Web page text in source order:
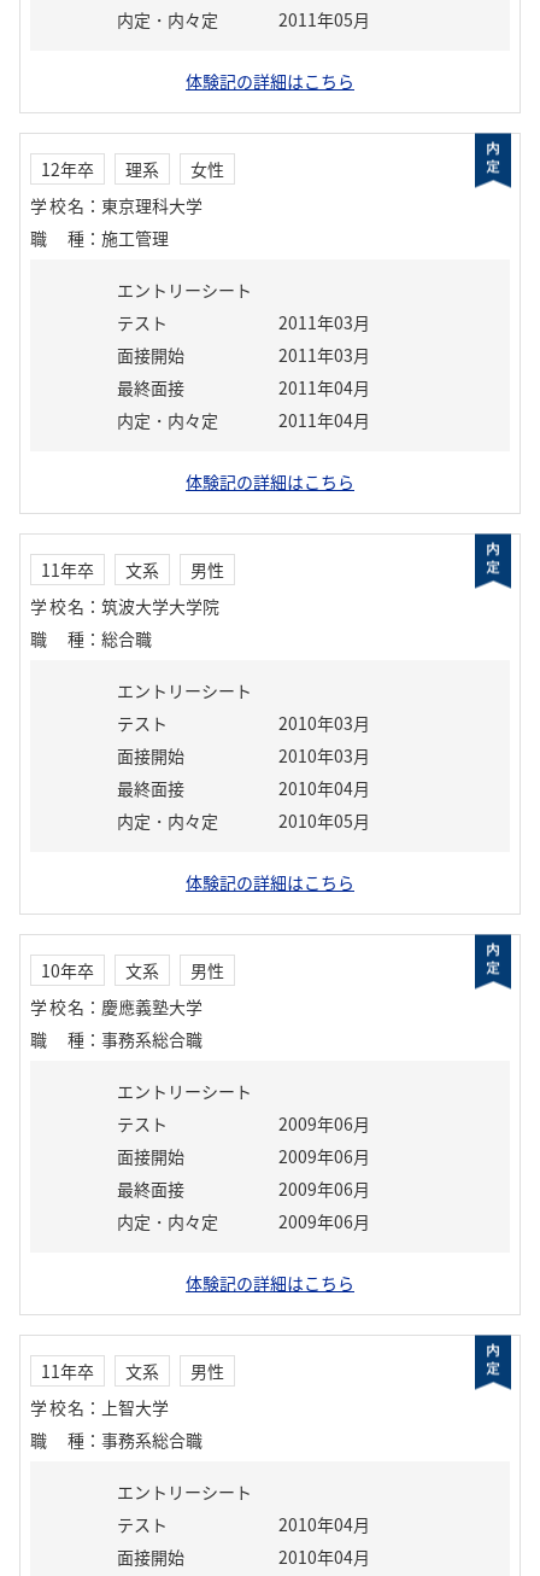
内定・内々定
2011年05月
体験記の詳細はこちら
12年卒 理系
女性
学校名 ： 東京理科大学
職種 ： 施工管理
エントリーシート
テスト
2011年03月
面接開始
2011年03月
最終面接
2011年04月
内定・内々定
2011年04月
体験記の詳細はこちら
11年卒 文系
男性
学校名 ： 筑波大学大学院
職種 ： 総合職
エントリーシート
テスト
2010年03月
面接開始
2010年03月
最終面接
2010年04月
内定・内々定
2010年05月
体験記の詳細はこちら
10年卒 文系
男性
学校名 ： 慶應義塾大学
職種 ： 事務系総合職
エントリーシート
テスト
2009年06月
面接開始
2009年06月
最終面接
2009年06月
内定・内々定
2009年06月
体験記の詳細はこちら
11年卒 文系
男性
学校名 ： 上智大学
職種 ： 事務系総合職
エントリーシート
テスト
2010年04月
面接開始
2010年04月